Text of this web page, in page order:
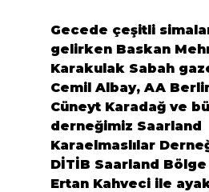
Gecede çeşitli
gelirken Baskan
Karakulak Sabah
Cemil Albay, AA
Cüneyt Karadağ ve
derneğimiz Saarland
Karaelmaslılar
DİTİB Saarland Bölge
Ertan Kahveci ile